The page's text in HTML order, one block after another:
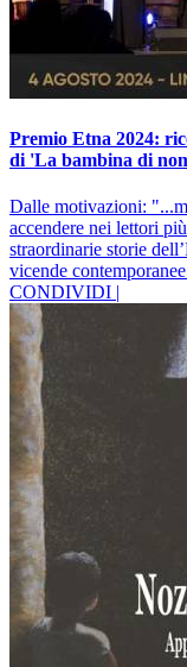
Premio Etna 2024:
di 'La bambina di
Dalle motivazioni:
accendere nei lettori
straordinarie storie
vicende
CONDIVIDI |